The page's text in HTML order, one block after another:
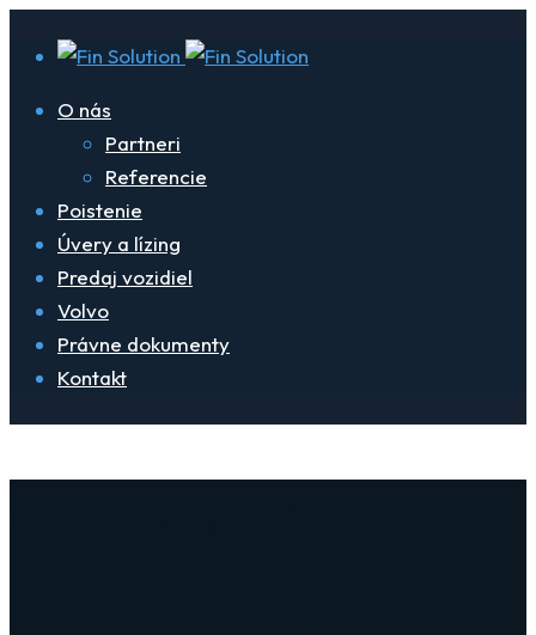
O nás
Partneri
Referencie
Poistenie
Úvery a lízing
Predaj vozidiel
Volvo
Právne dokumenty
Kontakt